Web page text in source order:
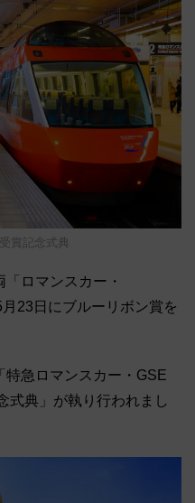
賞記念式典
ロマンスカー・
23日にブルーリボン賞を
特急ロマンスカー・GSE
式典」が執り行われまし